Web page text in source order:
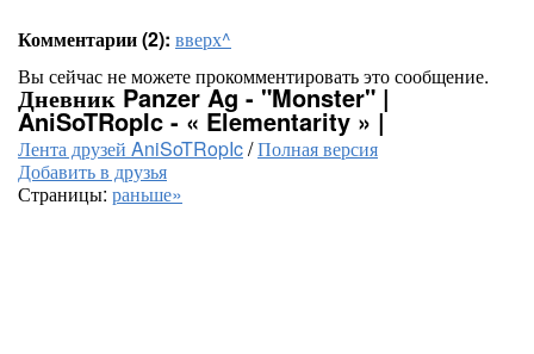
Комментарии (2): вверх^
Вы сейчас не можете прокомментировать это сообщение.
Дневник Panzer Ag - "Monster" |
AniSoTRopIc - « Elementarity » |
Лента друзей AniSoTRopIc/Полная версия
Добавить в друзья
Страницы: раньше»